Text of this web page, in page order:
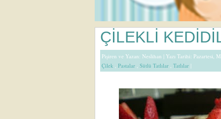
ÇİLEKLİ
Pişiren ve Yazan: Neslihan | Yazı Tarihi: Pazartesi,
Çilek , Pastalar , Sütlü Tatlılar , Tatlılar |